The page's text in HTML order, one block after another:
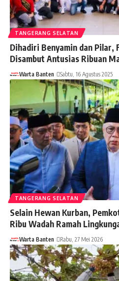
TANGERANG SELATAN
Dihadiri Benyamin dan Pilar,
Disambut Antusias Ribuan
Warta Banten Sabtu, 16 Agustus 2025
TANGERANG SELATAN
Selain Hewan Kurban,
Ribu Wadah Ramah
Warta Banten Rabu, 27 Mei 2026